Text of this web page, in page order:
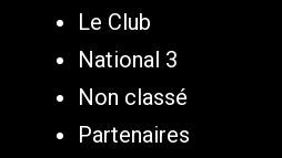
Le Club
National 3
Non classé
Partenaires